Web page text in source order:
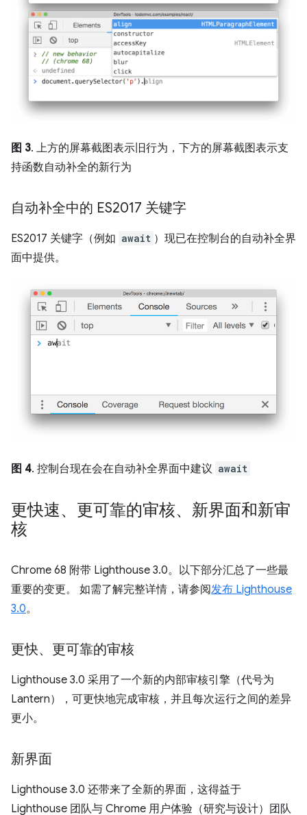
图 3. 上方的屏幕截图表示旧行为，下方的屏幕截图表示支
持函数自动补全的新行为
自动补全中的 ES2017 关键字
ES2017 关键字（例如 await ）现已在控制台的自动补全界
面中提供。
图 4. 控制台现在会在自动补全界面中建议 await
更快速、更可靠的审核、新界面和新审
核
Chrome 68 附带 Lighthouse 3.0。以下部分汇总了一些最
重要的变更。 如需了解完整详情，请参阅发布 Lighthouse
3.0。
更快、更可靠的审核
Lighthouse 3.0 采用了一个新的内部审核引擎（代号为
Lantern），可更快地完成审核，并且每次运行之间的差异
更小。
新界面
Lighthouse 3.0 还带来了全新的界面，这得益于
Lighthouse 团队与 Chrome 用户体验（研究与设计）团队